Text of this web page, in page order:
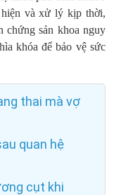
và xử lý kịp thời,
chứng sản khoa nguy
khóa để bảo vệ sức
thai mà vợ
quan hệ
cụt khi